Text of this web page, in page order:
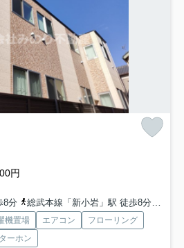
円
8分
総武本線「新小岩」駅 徒歩8分
機置場 エアコン
フローリング
ーホン